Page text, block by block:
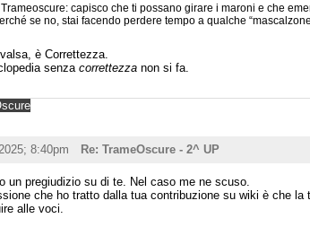
Trameoscure: capisco che ti possano girare i maroni e che
se no, stai facendo perdere tempo a qualche
è Correttezza.
senzacorrettezza non si fa.
8:40pm Re: TrameOscure - 2^ UP
un pregiudizio su di te. Nel caso me ne scuso.
che ho tratto dalla tua contribuzione su wiki è che
alle voci.